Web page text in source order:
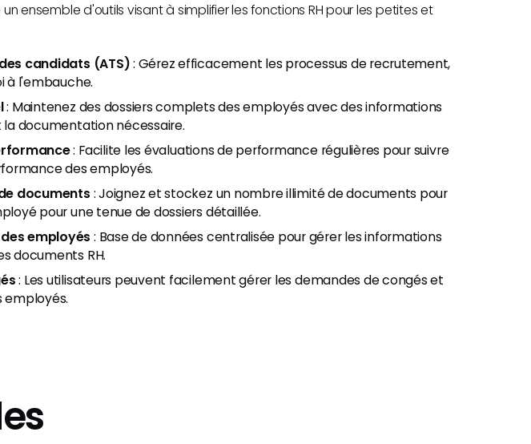
ensemble d'outils visant à simplifier les fonctions RH pour les petites et
candidats (ATS): Gérez efficacement les processus de recrutement,
à l'embauche.
: Maintenez des dossiers complets des employés avec des informations
documentation nécessaire.
: Facilite les évaluations de performance régulières pour suivre
des employés.
documents : Joignez et stockez un nombre illimité de documents pour
pour une tenue de dossiers détaillée.
employés : Base de données centralisée pour gérer les informations
documents RH.
: Les utilisateurs peuvent facilement gérer les demandes de congés et
employés.